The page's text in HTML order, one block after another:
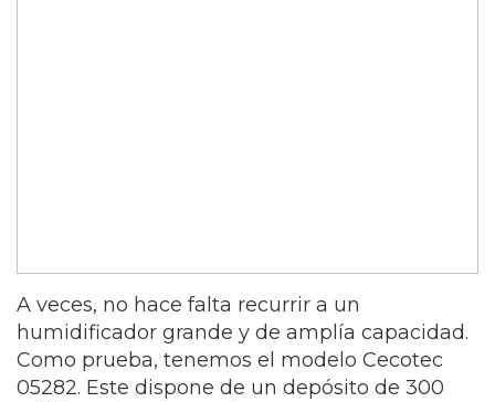
A veces, no hace falta recurrir a un
humidificador grande y de amplía capacidad.
Como prueba, tenemos el modelo Cecotec
05282. Este dispone de un depósito de 300